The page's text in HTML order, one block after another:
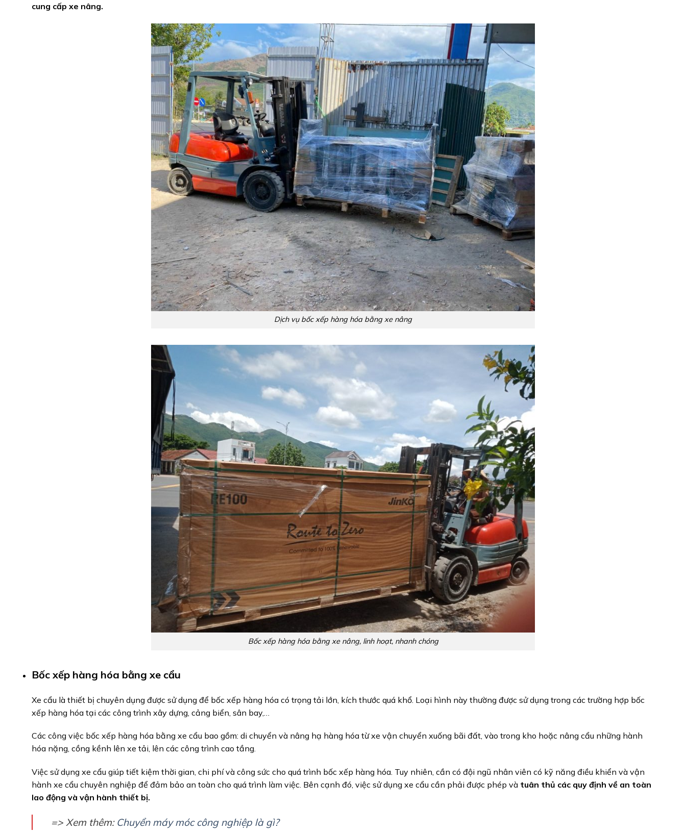
cung cấp xe nâng.
Dịch vụ bốc xếp hàng hóa bằng xe nâng
Bốc xếp hàng hóa bằng xe nâng, linh hoạt, nhanh chóng
Bốc xếp hàng hóa bằng xe cẩu
Xe cẩu là thiết bị chuyên dụng được sử dụng để bốc xếp hàng hóa có trọng tải lớn, kích thước quá khổ. Loại hình này thường được sử dụng trong các trường hợp bốc
xếp hàng hóa tại các công trình xây dựng, cảng biển, sân bay,…
Các công việc bốc xếp hàng hóa bằng xe cẩu bao gồm: di chuyển và nâng hạ hàng hóa từ xe vận chuyển xuống bãi đất, vào trong kho hoặc nâng cẩu những hành
hóa nặng, cồng kềnh lên xe tải, lên các công trình cao tầng.
Việc sử dụng xe cẩu giúp tiết kiệm thời gian, chi phí và công sức cho quá trình bốc xếp hàng hóa. Tuy nhiên, cần có đội ngũ nhân viên có kỹ năng điều khiển và vận
hành xe cẩu chuyên nghiệp để đảm bảo an toàn cho quá trình làm việc. Bên cạnh đó, việc sử dụng xe cẩu cần phải được phép và tuân thủ các quy định về an toàn
lao động và vận hành thiết bị.
=> Xem thêm: Chuyển máy móc công nghiệp là gì?